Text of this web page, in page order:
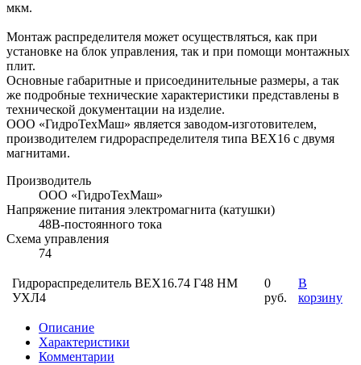
мкм.
Монтаж распределителя может осуществляться, как при
установке на блок управления, так и при помощи монтажных
плит.
Основные габаритные и присоединительные размеры, а так
же подробные технические характеристики представлены в
технической документации на изделие.
ООО «ГидроТехМаш» является заводом-изготовителем,
производителем гидрораспределителя типа ВЕХ16 с двумя
магнитами.
Производитель
ООО «ГидроТехМаш»
Напряжение питания электромагнита (катушки)
48В-постоянного тока
Схема управления
74
Гидрораспределитель ВЕХ16.74 Г48 НМ
УХЛ4
0
руб.
В
корзину
Описание
Характеристики
Комментарии